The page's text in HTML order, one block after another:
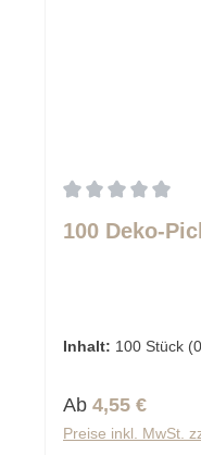
100 Deko-
Inhalt: 100 Stück
Regulärer Preis:
Ab 4,55 €
Preise inkl. MwSt.